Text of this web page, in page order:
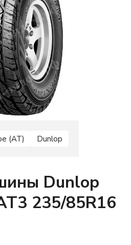
(AT) Dunlop
Dunlop
235/85R16